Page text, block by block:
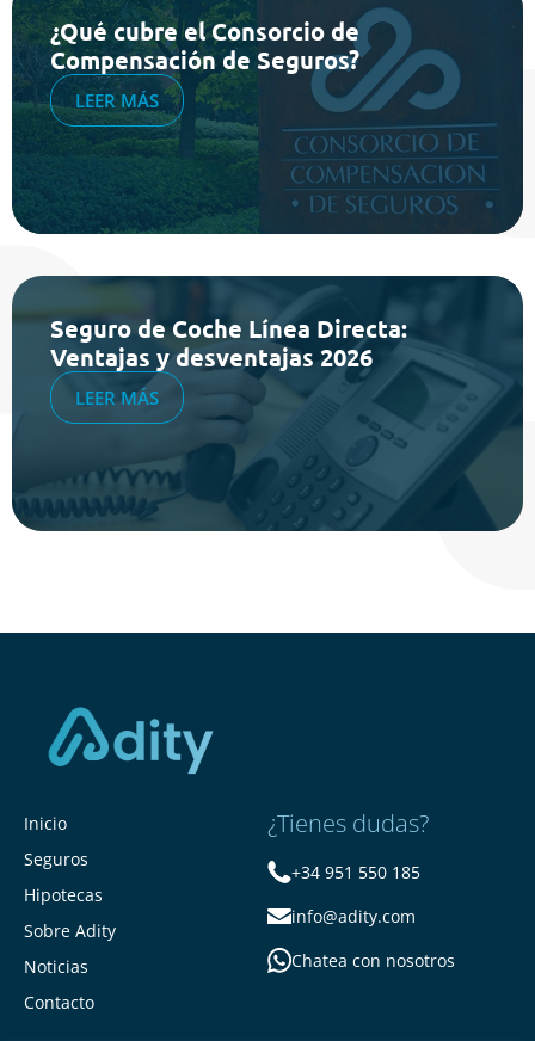
¿Qué cubre el Consorcio de
Compensación de Seguros?
LEER MÁS
Seguro de Coche Línea Directa:
Ventajas y desventajas 2026
LEER MÁS
Inicio
Seguros
Hipotecas
Sobre Adity
Noticias
Contacto
¿Tienes dudas?
+34 951 550 185
info@adity.com
Chatea con nosotros